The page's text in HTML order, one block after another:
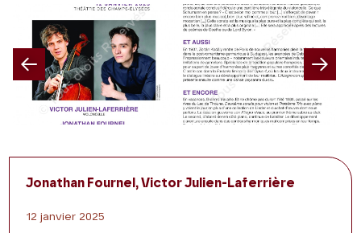
Previous
Jonathan Fournel, Victor Julien-Laferrière
12 janvier 2025